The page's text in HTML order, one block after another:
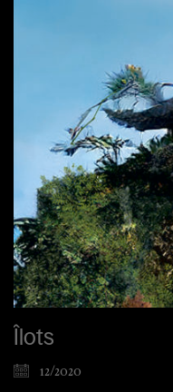
Îlots
12/2020